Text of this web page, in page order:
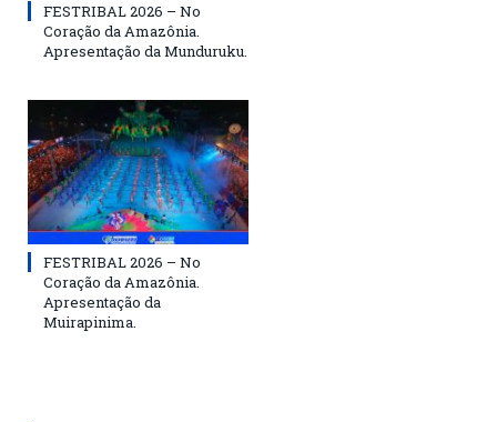
FESTRIBAL 2026 – No
Coração da Amazônia.
Apresentação da Munduruku.
FESTRIBAL 2026 – No
Coração da Amazônia.
Apresentação da
Muirapinima.